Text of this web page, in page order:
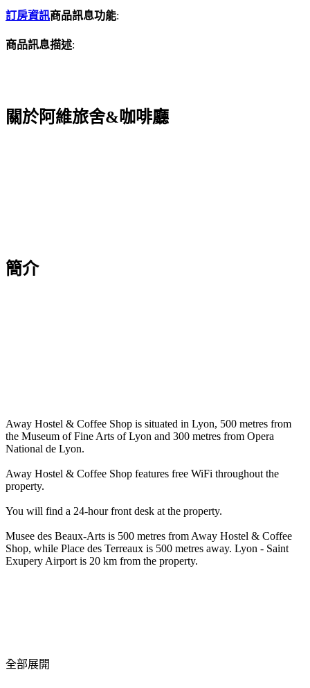
訂房資訊商品訊息功能:
商品訊息描述:
關於阿維旅舍&咖啡廳
簡介
Away Hostel & Coffee Shop is situated in Lyon, 500 metres from
the Museum of Fine Arts of Lyon and 300 metres from Opera
National de Lyon.
Away Hostel & Coffee Shop features free WiFi throughout the
property.
You will find a 24-hour front desk at the property.
Musee des Beaux-Arts is 500 metres from Away Hostel & Coffee
Shop, while Place des Terreaux is 500 metres away. Lyon - Saint
Exupery Airport is 20 km from the property.
全部展開